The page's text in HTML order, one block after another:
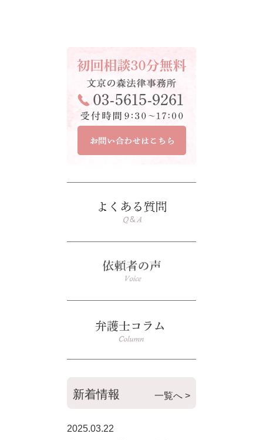
新着情報 一覧へ >
2025.03.22